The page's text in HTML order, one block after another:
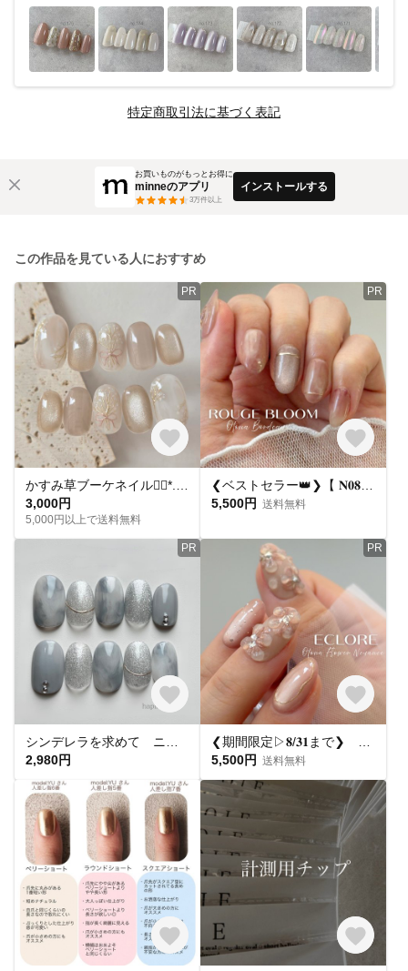
特定商取引法に基づく表記
お買いものがもっとお得に
minneのアプリ
3万件以上
インストールする
この作品を見ている人におすすめ
PR
3,000円
5,000円以上で送料無料
PR
5,500円 送料無料
PR
2,980円
PR
5,500円 送料無料